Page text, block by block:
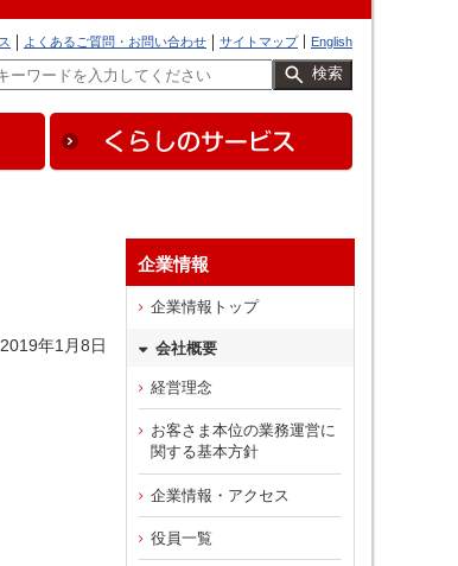
English
サイトマップ
よくあるご質問・お問い合わせ
検索
2019年1月8日
企業情報
企業情報トップ
会社概要
経営理念
お客さま本位の業務運営に
関する基本方針
企業情報・アクセス
役員一覧